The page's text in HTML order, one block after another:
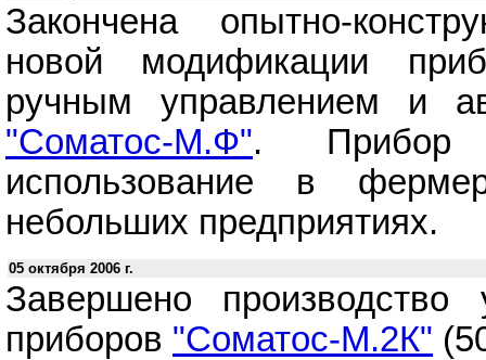
Закончена опытно-
новой модификации
ручным управлением и
"Соматос-М.Ф". Прибор
использование в
небольших предприятиях.
05 октября 2006 г.
Завершено производство
приборов "Соматос-М.2К"